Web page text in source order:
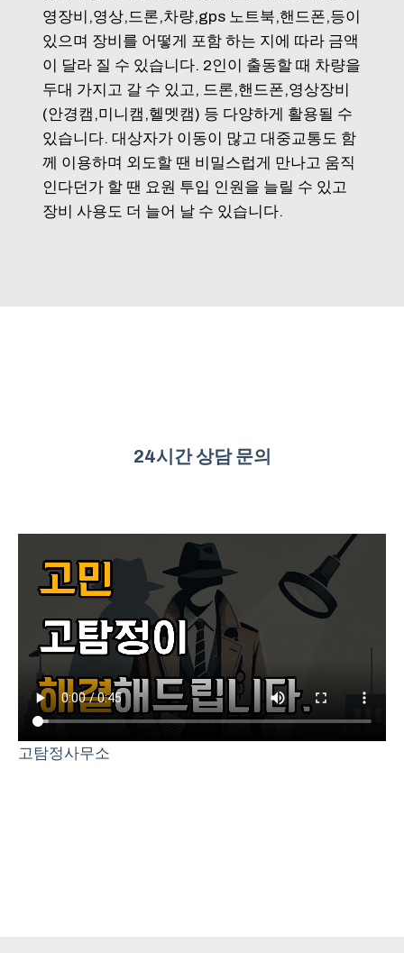
영장비,영상,드론,차량,gps 노트북,핸드폰,등이
있으며 장비를 어떻게 포함 하는 지에 따라 금액
이 달라 질 수 있습니다. 2인이 출동할 때 차량을
두대 가지고 갈 수 있고, 드론,핸드폰,영상장비
(안경캠,미니캠,헬멧캠) 등 다양하게 활용될 수
있습니다. 대상자가 이동이 많고 대중교통도 함
께 이용하며 외도할 땐 비밀스럽게 만나고 움직
인다던가 할 땐 요원 투입 인원을 늘릴 수 있고
장비 사용도 더 늘어 날 수 있습니다.
24시간 상담 문의
고탐정사무소